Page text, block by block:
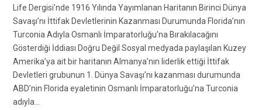
Life Dergisi’nde 1916 Yılında Yayımlanan Haritanın Birinci Dünya
Savaşı’nı İttifak Devletlerinin Kazanması Durumunda Florida’nın
Turconia Adıyla Osmanlı İmparatorluğu’na Bırakılacağını
Gösterdiği İddiası Doğru Değil Sosyal medyada paylaşılan Kuzey
Amerika’ya ait bir haritanın Almanya’nın liderlik ettiği İttifak
Devletleri grubunun 1. Dünya Savaşı’nı kazanması durumunda
ABD’nin Florida eyaletinin Osmanlı İmparatorluğu’na Turconia
adıyla…